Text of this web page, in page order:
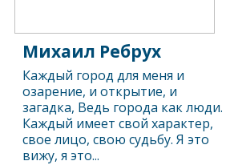
Михаил Ребрух
Каждый город для меня и
озарение, и открытие, и
загадка, Ведь города как люди.
Каждый имеет свой характер,
свое лицо, свою судьбу. Я это
вижу, я это...